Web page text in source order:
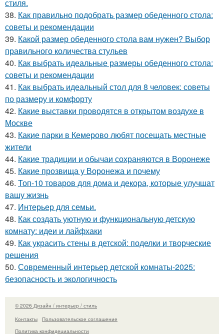
стиля.
38. Как правильно подобрать размер обеденного стола:
советы и рекомендации
39. Какой размер обеденного стола вам нужен? Выбор
правильного количества стульев
40. Как выбрать идеальные размеры обеденного стола:
советы и рекомендации
41. Как выбрать идеальный стол для 8 человек: советы
по размеру и комфорту
42. Какие выставки проводятся в открытом воздухе в
Москве
43. Какие парки в Кемерово любят посещать местные
жители
44. Какие традиции и обычаи сохраняются в Воронеже
45. Какие прозвища у Воронежа и почему
46. Топ-10 товаров для дома и декора, которые улучшат
вашу жизнь
47. Интерьер для семьи.
48. Как создать уютную и функциональную детскую
комнату: идеи и лайфхаки
49. Как украсить стены в детской: поделки и творческие
решения
50. Современный интерьер детской комнаты-2025:
безопасность и экологичность
© 2026 Дизайн / интерьер / стиль
Контакты
Пользовательское соглашение
Политика конфидециальности